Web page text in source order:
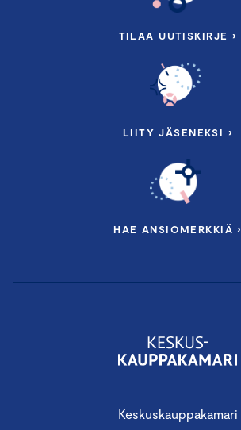
Keskuskauppakamari
TILAA UUTISKIRJE ›
LIITY JÄSENEKSI ›
HAE ANSIOMERKKIÄ ›